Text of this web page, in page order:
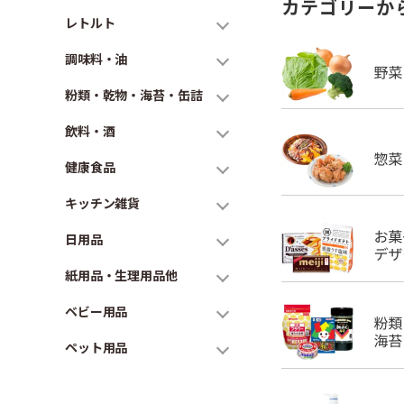
レトルト
調味料・油
粉類・乾物・海苔・缶詰
飲料・酒
健康食品
キッチン雑貨
日用品
紙用品・生理用品他
ベビー用品
ペット用品
カテゴリーか